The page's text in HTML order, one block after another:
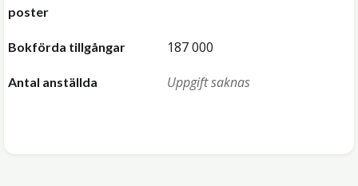
poster
Bokförda tillgångar 187 000
Antal anställda Uppgift saknas